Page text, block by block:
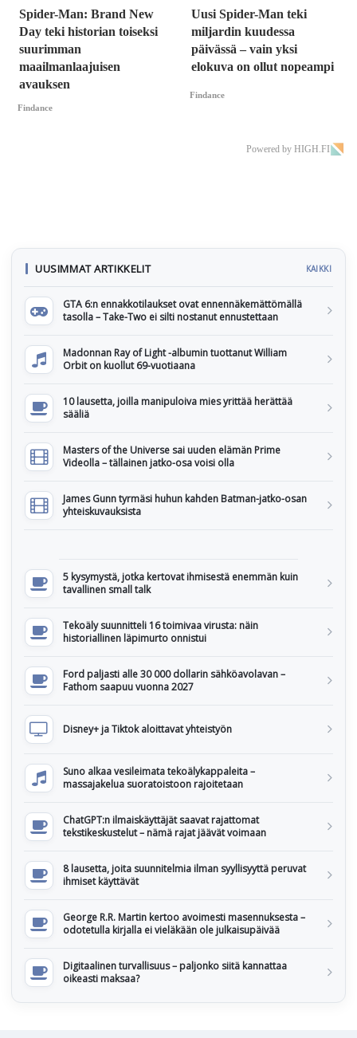
Spider-Man: Brand New
Day teki historian toiseksi
suurimman
maailmanlaajuisen
avauksen
Findance
Uusi Spider-Man teki
miljardin kuudessa
päivässä – vain yksi
elokuva on ollut nopeampi
Findance
Powered by HIGH.FI
UUSIMMAT ARTIKKELIT KAIKKI
GTA 6:n ennakkotilaukset ovat ennennäkemättömällä
tasolla – Take-Two ei silti nostanut ennustettaan
Madonnan Ray of Light -albumin tuottanut William
Orbit on kuollut 69-vuotiaana
10 lausetta, joilla manipuloiva mies yrittää herättää
sääliä
Masters of the Universe sai uuden elämän Prime
Videolla – tällainen jatko-osa voisi olla
James Gunn tyrmäsi huhun kahden Batman-jatko-osan
yhteiskuvauksista
5 kysymystä, jotka kertovat ihmisestä enemmän kuin
tavallinen small talk
Tekoäly suunnitteli 16 toimivaa virusta: näin
historiallinen läpimurto onnistui
Ford paljasti alle 30 000 dollarin sähköavolavan –
Fathom saapuu vuonna 2027
Disney+ ja Tiktok aloittavat yhteistyön
Suno alkaa vesileimata tekoälykappaleita –
massajakelua suoratoistoon rajoitetaan
ChatGPT:n ilmaiskäyttäjät saavat rajattomat
tekstikeskustelut – nämä rajat jäävät voimaan
8 lausetta, joita suunnitelmia ilman syyllisyyttä peruvat
ihmiset käyttävät
George R.R. Martin kertoo avoimesti masennuksesta –
odotetulla kirjalla ei vieläkään ole julkaisupäivää
Digitaalinen turvallisuus – paljonko siitä kannattaa
oikeasti maksaa?